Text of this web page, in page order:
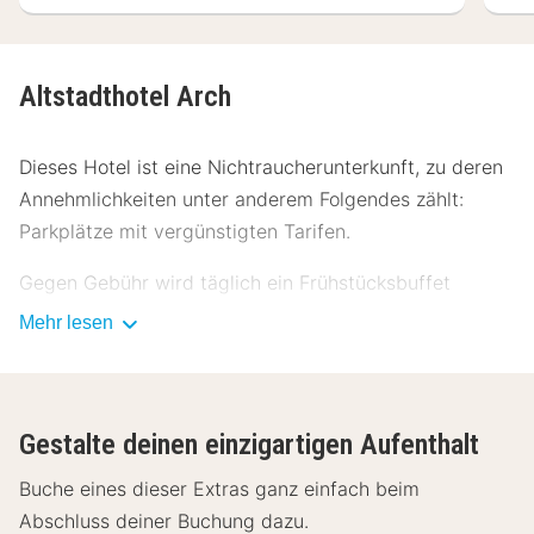
Altstadthotel Arch
Dieses Hotel ist eine Nichtraucherunterkunft, zu deren
Annehmlichkeiten unter anderem Folgendes zählt:
Parkplätze mit vergünstigten Tarifen.
Gegen Gebühr wird täglich ein Frühstücksbuffet
angeboten.
Buche einen Aufenthalt in einem der 87 Zimmer mit
Flachbildfernseher. Ein WLAN-Internetzugang
(kostenlos) steht zur Verfügung. Die Badezimmer
Mehr lesen
Gestalte deinen einzigartigen Aufenthalt
Buche eines dieser Extras ganz einfach beim
Abschluss deiner Buchung dazu.